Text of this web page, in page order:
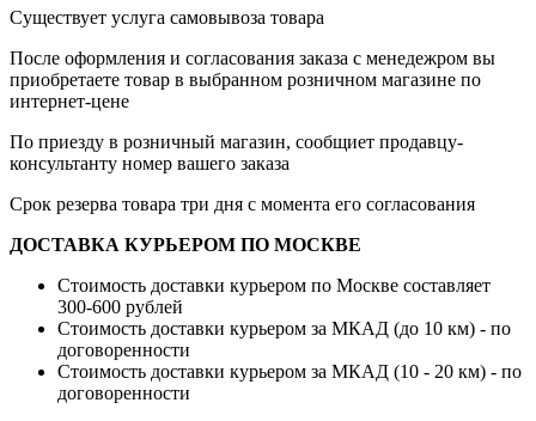
Существует услуга самовывоза товара
После оформления и согласования заказа с менедежром вы
приобретаете товар в выбранном розничном магазине по
интернет-цене
По приезду в розничный магазин, сообщиет продавцу-
консультанту номер вашего заказа
Срок резерва товара три дня с момента его согласования
ДОСТАВКА КУРЬЕРОМ ПО МОСКВЕ
Стоимость доставки курьером по Москве составляет
300-600 рублей
Стоимость доставки курьером за МКАД (до 10 км) - по
договоренности
Стоимость доставки курьером за МКАД (10 - 20 км) - по
договоренности